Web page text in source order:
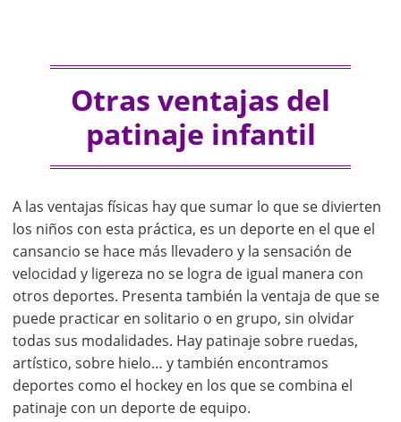
Otras ventajas del
patinaje infantil
A las ventajas físicas hay que sumar lo que se divierten
los niños con esta práctica, es un deporte en el que el
cansancio se hace más llevadero y la sensación de
velocidad y ligereza no se logra de igual manera con
otros deportes. Presenta también la ventaja de que se
puede practicar en solitario o en grupo, sin olvidar
todas sus modalidades. Hay patinaje sobre ruedas,
artístico, sobre hielo… y también encontramos
deportes como el hockey en los que se combina el
patinaje con un deporte de equipo.